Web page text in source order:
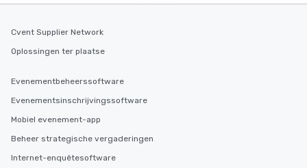
Cvent Supplier Network
Oplossingen ter plaatse
Evenementbeheerssoftware
Evenementsinschrijvingssoftware
Mobiel evenement-app
Beheer strategische vergaderingen
Internet-enquêtesoftware